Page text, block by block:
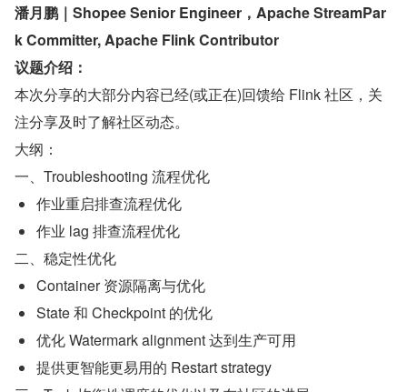
潘月鹏｜Shopee Senior Engineer，Apache StreamPar
k Committer, Apache Flink Contributor
议题介绍：
本次分享的大部分内容已经(或正在)回馈给 Flink 社区，关
注分享及时了解社区动态。
大纲：
一、Troubleshooting 流程优化
作业重启排查流程优化
作业 lag 排查流程优化
二、稳定性优化
Container 资源隔离与优化
State 和 Checkpoint 的优化
优化 Watermark alignment 达到生产可用
提供更智能更易用的 Restart strategy